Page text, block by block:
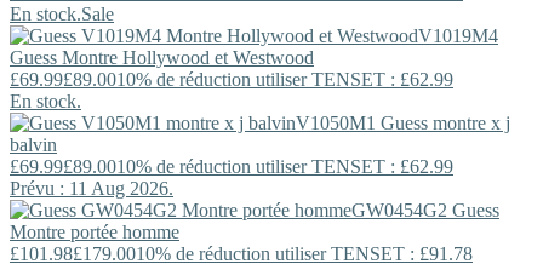
En stock.Sale
V1019M4
Guess Montre Hollywood et Westwood
£69.99£89.0010% de réduction utiliser TENSET : £62.99
En stock.
V1050M1 Guess montre x j
balvin
£69.99£89.0010% de réduction utiliser TENSET : £62.99
Prévu : 11 Aug 2026.
GW0454G2 Guess
Montre portée homme
£101.98£179.0010% de réduction utiliser TENSET : £91.78